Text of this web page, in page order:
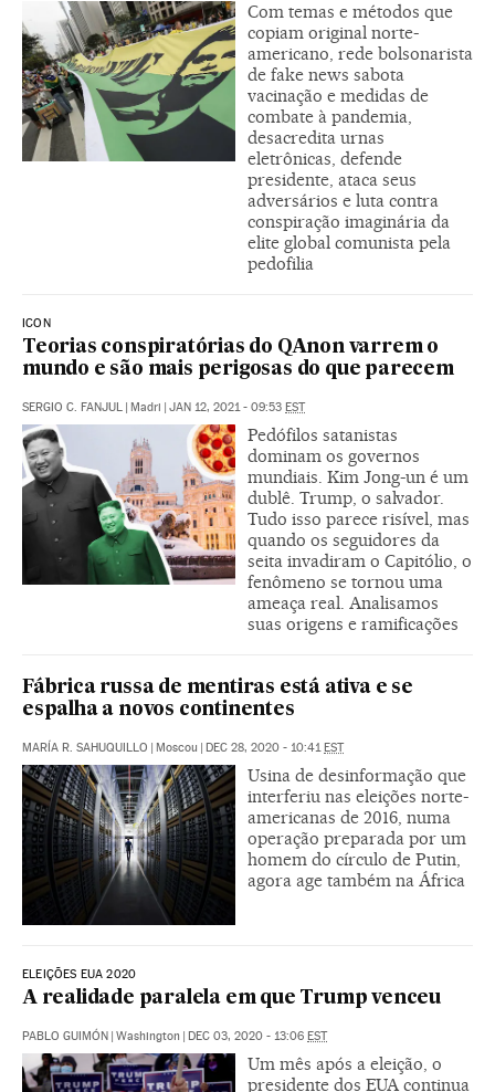
Com temas e métodos que
copiam original norte-
americano, rede bolsonarista
de fake news sabota
vacinação e medidas de
combate à pandemia,
desacredita urnas
eletrônicas, defende
presidente, ataca seus
adversários e luta contra
conspiração imaginária da
elite global comunista pela
pedofilia
ICON
Teorias conspiratórias do QAnon varrem o
mundo e são mais perigosas do que parecem
SERGIO C. FANJUL Madri JAN 12, 2021 - 09:53 EST
Pedófilos satanistas
dominam os governos
mundiais. Kim Jong-un é um
dublê. Trump, o salvador.
Tudo isso parece risível, mas
quando os seguidores da
seita invadiram o Capitólio, o
fenômeno se tornou uma
ameaça real. Analisamos
suas origens e ramificações
Fábrica russa de mentiras está ativa e se
espalha a novos continentes
MARÍA R. SAHUQUILLO Moscou DEC 28, 2020 - 10:41 EST
Usina de desinformação que
interferiu nas eleições norte-
americanas de 2016, numa
operação preparada por um
homem do círculo de Putin,
agora age também na África
ELEIÇÕES EUA 2020
A realidade paralela em que Trump venceu
PABLO GUIMÓN Washington DEC 03, 2020 - 13:06 EST
Um mês após a eleição, o
presidente dos EUA continua